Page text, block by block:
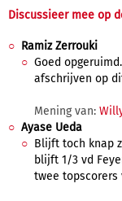
Discussieer mee op
Ramiz Zerrouki
Goed
afschrijven op
Mening van:
Ayase Ueda
Blijft toch knap
blijft 1/3 vd
twee